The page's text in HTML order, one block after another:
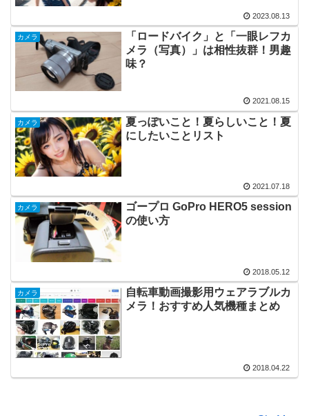
2023.08.13
カメラ
「ロードバイク」と「一眼レフカ
メラ（写真）」は相性抜群！男趣
味？
2021.08.15
カメラ
夏っぽいこと！夏らしいこと！夏
にしたいことリスト
2021.07.18
カメラ
ゴープロ GoPro HERO5 session
の使い方
2018.05.12
カメラ
自転車動画撮影用ウェアラブルカ
メラ！おすすめ人気機種まとめ
2018.04.22